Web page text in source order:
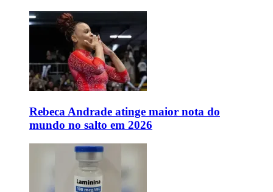
Rebeca Andrade atinge maior nota do
mundo no salto em 2026